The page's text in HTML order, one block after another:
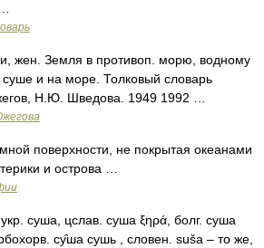
жен. Земля в противоп. морю, водному
суше и на море. Толковый словарь
Н.Ю. Шведова. 1949 1992 …
поверхности, не покрытая океанами
и острова …
суша, цслав. суша ξηρά, болг. суша
су̑ша сушь , словен. sušа – то же,